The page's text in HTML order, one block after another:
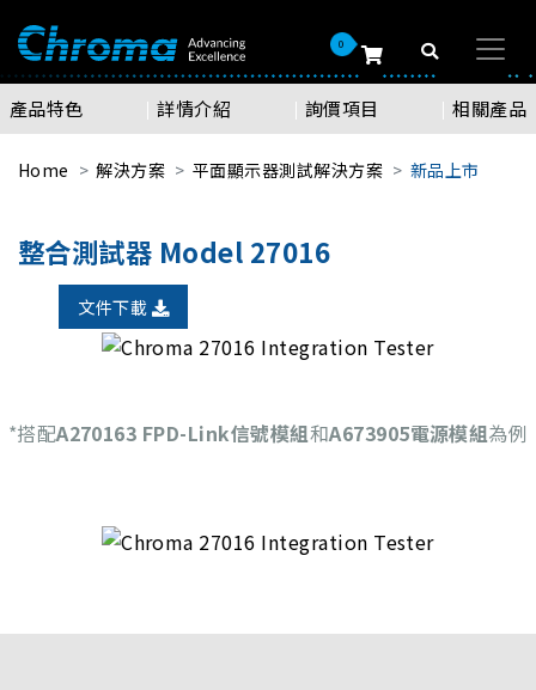
0
產品特色 詳情介紹 詢價項目 相關產品
Home 解決方案 平面顯示器測試解決方案 新品上市
整合測試器 Model 27016
文件下載
*搭配A270163 FPD-Link信號模組和A673905電源模組為例